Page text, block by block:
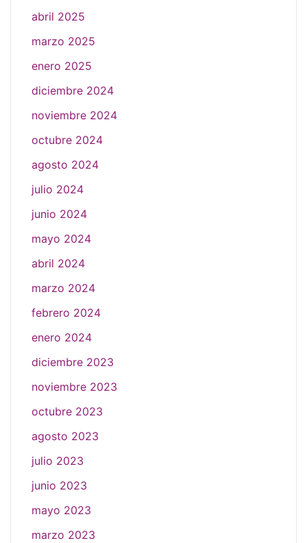
abril 2025
marzo 2025
enero 2025
diciembre 2024
noviembre 2024
octubre 2024
agosto 2024
julio 2024
junio 2024
mayo 2024
abril 2024
marzo 2024
febrero 2024
enero 2024
diciembre 2023
noviembre 2023
octubre 2023
agosto 2023
julio 2023
junio 2023
mayo 2023
marzo 2023